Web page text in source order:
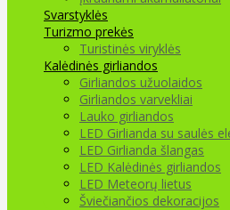
Svarstyklės
Turizmo prekės
Turistinės viryklės
Kalėdinės girliandos
Girliandos užuolaidos
Girliandos varvekliai
Lauko girliandos
LED Girlianda su saulės
LED Girlianda šlangas
LED Kalėdinės girliandos
LED Meteorų lietus
Šviečiančios dekoracijos